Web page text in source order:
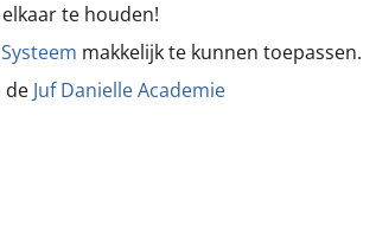
te houden!
makkelijk te kunnen toepassen.
de Juf Danielle Academie